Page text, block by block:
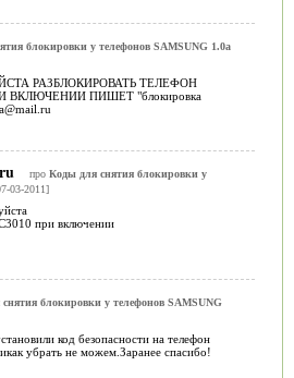
блокировки у телефонов SAMSUNG 1.0a
РАЗБЛОКИРОВАТЬ ТЕЛЕФОН
ВКЛЮЧЕНИИ ПИШЕТ "блокировка
про Коды для снятия блокировки у
03-2011]
при включении
блокировки у телефонов SAMSUNG
код безопасности на телефон
убрать не можем.Заранее спасибо!